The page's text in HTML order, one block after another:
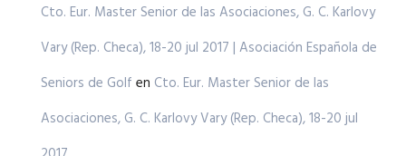
Cto. Eur. Master Senior de las Asociaciones, G. C. Karlovy
Vary (Rep. Checa), 18-20 jul 2017 | Asociación Española de
Seniors de Golf en Cto. Eur. Master Senior de las
Asociaciones, G. C. Karlovy Vary (Rep. Checa), 18-20 jul